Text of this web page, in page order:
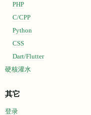
PHP
C/CPP
Python
CSS
Dart/Flutter
硬核灌水
其它
登录